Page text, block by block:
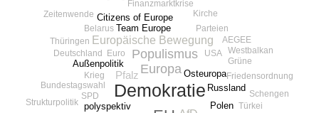
Demokratie
Europa
Populismus
Europäische Bewegung
Pfalz Osteuropa
polyspektiv
Team Europe
Russland
Außenpolitik
Citizens of Europe
Polen
Finanzmarktkrise
Bundestagswahl
Euro
Krieg
Parteien
USA
SPD
Deutschland
Grüne
Kirche
Strukturpolitik Türkei
AEGEE
Belarus
Friedensordnung
Schengen
Thüringen
Westbalkan
Zeitenwende